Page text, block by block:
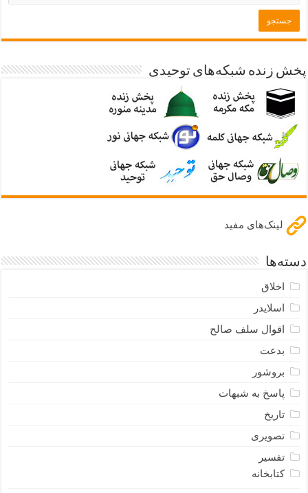
پخش زنده شبکه‌های توحیدی
لینک‌های مفید
دسته‌ها
اخلاق
اسلایدر
اقوال سلف صالح
بدعت
بروشور
پاسخ به شبهات
تاریخ
تصویری
تفسیر
کتابخانه